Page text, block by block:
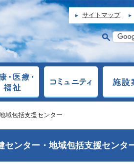
サイトマップ
域包括支援センター
センター・地域包括支援センタ